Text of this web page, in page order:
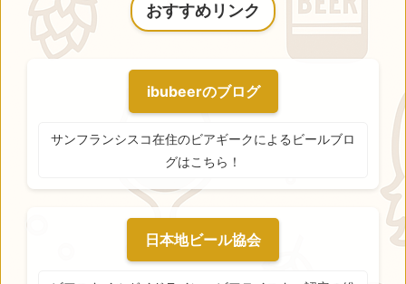
おすすめリンク
ibubeerのブログ
サンフランシスコ在住のビアギークによるビールブロ
グはこちら！
日本地ビール協会